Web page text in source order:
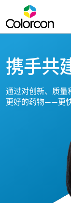
携手共
通过对创新、质量
更好的药物——更